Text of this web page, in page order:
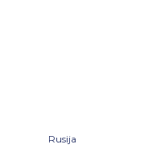
Rusija